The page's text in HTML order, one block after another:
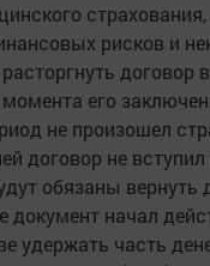
рисков и
договор
его
не произошел
договор не вступил
обязаны вернуть
документ начал
удержать часть